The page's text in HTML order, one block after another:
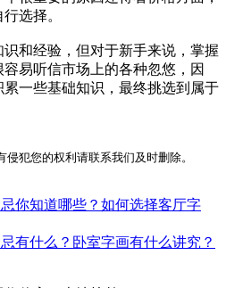
选择。
和经验，但对于新手来说，掌握
易听信市场上的各种忽悠，因
一些基础知识，最终挑选到属于
犯您的权利请联系我们及时删除。
你知道哪些？如何选择客厅字
有什么？卧室字画有什么讲究？